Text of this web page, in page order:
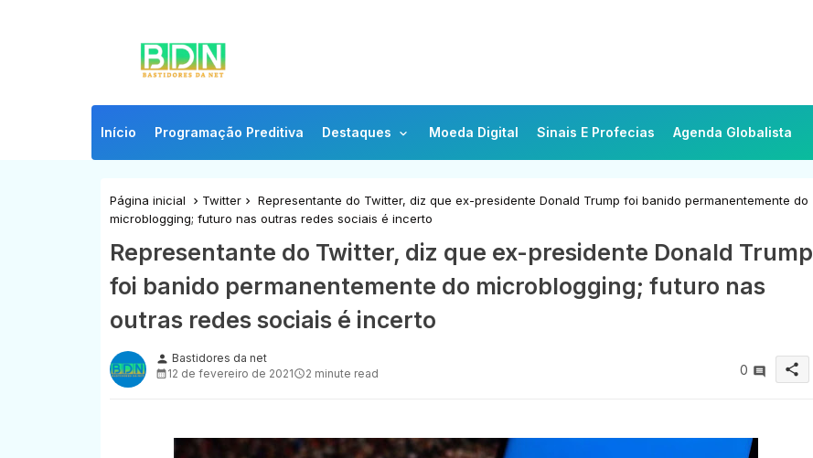
Início Programação Preditiva Destaques Moeda Digital Sinais E Profecias Agenda Globalista
Página inicial Twitter
Representante do Twitter, diz que ex-presidente Donald Trump foi banido permanentemente do
microblogging; futuro nas outras redes sociais é incerto
Representante do Twitter, diz que ex-presidente Donald Trump
foi banido permanentemente do microblogging; futuro nas
outras redes sociais é incerto
person Bastidores da net
12 de fevereiro de 2021
2 minute read 0 share